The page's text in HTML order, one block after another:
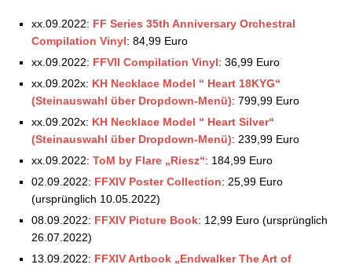
xx.09.2022: FF Series 35th Anniversary Orchestral
Compilation Vinyl: 84,99 Euro
xx.09.2022: FFVII Compilation Vinyl: 36,99 Euro
xx.09.202x: KH Necklace Model “ Heart 18KYG“
(Steinauswahl über Dropdown-Menü): 799,99 Euro
xx.09.202x: KH Necklace Model “ Heart Silver“
(Steinauswahl über Dropdown-Menü): 239,99 Euro
xx.09.2022: ToM by Flare „Riesz“: 184,99 Euro
02.09.2022: FFXIV Poster Collection: 25,99 Euro
(ursprünglich 10.05.2022)
08.09.2022: FFXIV Picture Book: 12,99 Euro (ursprünglich
26.07.2022)
13.09.2022: FFXIV Artbook „Endwalker The Art of